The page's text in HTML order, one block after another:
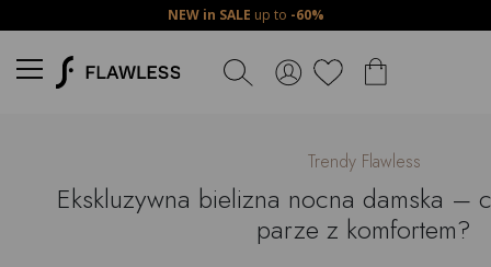
NEW in SALE up to -60%
Trendy Flawless
Ekskluzywna bielizna nocna damska –
parze z komfortem?